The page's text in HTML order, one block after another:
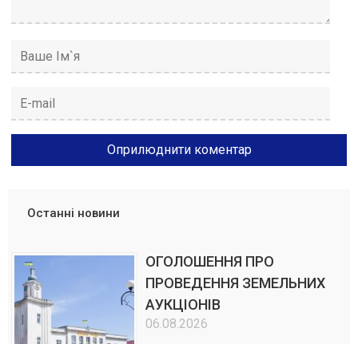
Останні новини
ОГОЛОШЕННЯ ПРО
ПРОВЕДЕННЯ ЗЕМЕЛЬНИХ
АУКЦІОНІВ
06.08.2026